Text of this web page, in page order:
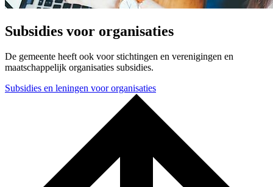
Subsidies voor organisaties
De gemeente heeft ook voor stichtingen en verenigingen en
maatschappelijk organisaties subsidies.
Subsidies en leningen voor organisaties